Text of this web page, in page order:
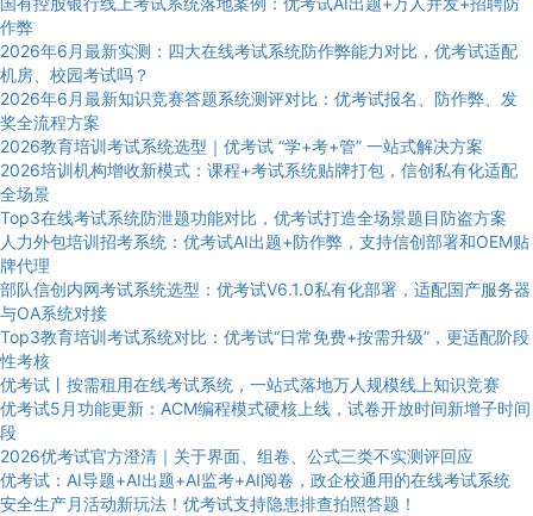
作弊
2026年6月最新实测：四大在线考试系统防作弊能力对比，优考试适配
机房、校园考试吗？
2026年6月最新知识竞赛答题系统测评对比：优考试报名、防作弊、发
奖全流程方案
2026教育培训考试系统选型｜优考试 “学+考+管” 一站式解决方案
2026培训机构增收新模式：课程+考试系统贴牌打包，信创私有化适配
全场景
Top3在线考试系统防泄题功能对比，优考试打造全场景题目防盗方案
人力外包培训招考系统：优考试AI出题+防作弊，支持信创部署和OEM贴
牌代理
部队信创内网考试系统选型：优考试V6.1.0私有化部署，适配国产服务器
与OA系统对接
Top3教育培训考试系统对比：优考试“日常免费+按需升级”，更适配阶段
性考核
优考试丨按需租用在线考试系统，一站式落地万人规模线上知识竞赛
优考试5月功能更新：ACM编程模式硬核上线，试卷开放时间新增子时间
段
2026优考试官方澄清｜关于界面、组卷、公式三类不实测评回应
优考试：AI导题+AI出题+AI监考+AI阅卷，政企校通用的在线考试系统
安全生产月活动新玩法！优考试支持隐患排查拍照答题！